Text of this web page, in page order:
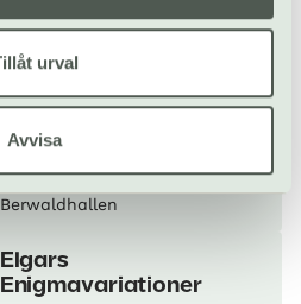
urval
Avvisa
Musik från Wien
13 november
Berwaldhallen
Elgars
Enigmavariationer